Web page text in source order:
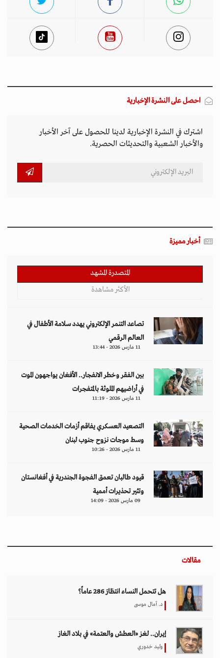
احصل على النشرة الإخبارية
اشترك في النشرة الإخبارية لدينا للحصول على آخر الأخبار
والأخبار الشعبية والتحديثات الحصرية.
أخبار مميزة
المتصدرة المشهد
الأكثر مشاهدة
تصاعد التنمر الإلكتروني يهدد سلامة الأطفال في
العالم الرقمي
11 مارس 2026 - 13:44
بين الفقر وخطر الانفجار.. الأفغان يواجهون الموت
في أراضيهم الملوثة بالمتفجرات
11 مارس 2026 - 11:19
التصعيد العسكري يفاقم أزمات الخدمات الصحية
وسط موجات نزوح جنوب لبنان
11 مارس 2026 - 10:26
قيود طالبان تعمق الفجوة الجندرية في أفغانستان
وتثير تحذيرات أممية
09 مارس 2026 - 14:09
مقالات
هل تتحمل النساء انتظارَ 286 عاماً؟
د. آمال موسى
إيران.. لغز «العطش والعتمة» في بلاد الغاز
وليد خدوري